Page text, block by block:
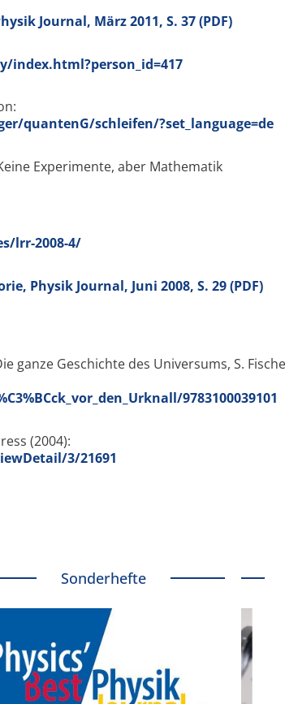
Journal, März 2011, S. 37 (PDF)
quantenG/schleifen/?set_language=de
Experimente, aber Mathematik
lrr-2008-4/
Physik Journal, Juni 2008, S. 29 (PDF)
ganze Geschichte des Universums, S.
9783100039101
(2004):
3/21691
Sonderhefte